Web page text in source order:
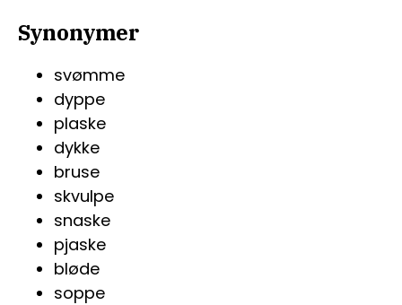
Synonymer
svømme
dyppe
plaske
dykke
bruse
skvulpe
snaske
pjaske
bløde
soppe